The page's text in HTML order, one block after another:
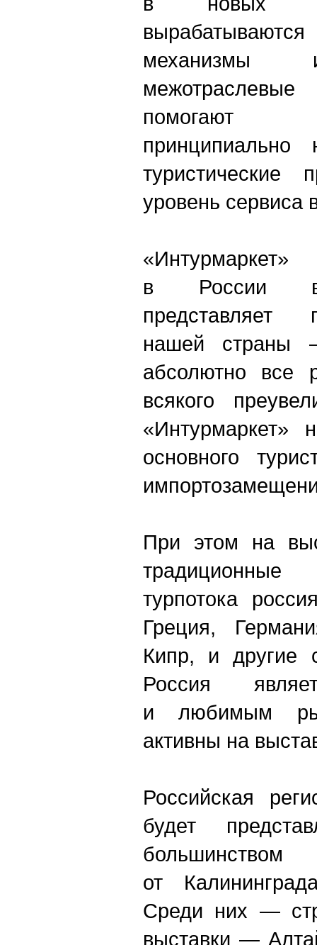
механизмы
помогают
принципиально
туристические
уровень сервиса
в России
представляет
нашей страны
абсолютно все
всякого
«Интурмаркет»
основного
При этом на
традиционные
турпотока
Греция,
Кипр, и другие
Россия
и любимым
активны на
Российская
будет
от
Среди них —
выставки —